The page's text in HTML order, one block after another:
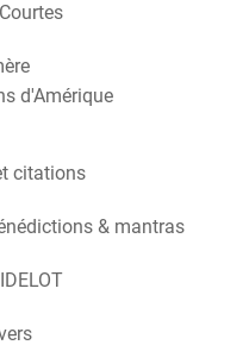
d'Amérique
citations
& mantras